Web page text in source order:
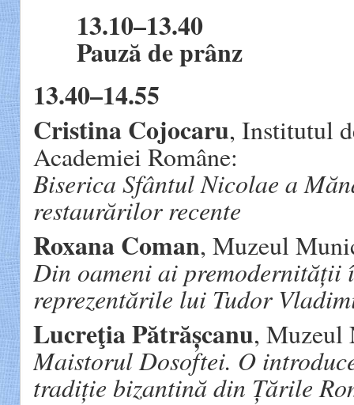
13.10–13.40
Pauză de prânz
13.40–14.55
Cristina Cojocaru, Institutul
Academiei Române:
Biserica Sfântul Nicolae a
restaurărilor recente
Roxana Coman, Muzeul
Din oameni ai
reprezentările lui Tudor
Lucreţia Pătrășcanu, Muzeul
Maistorul Dosoftei. O
tradiție bizantină din Țările